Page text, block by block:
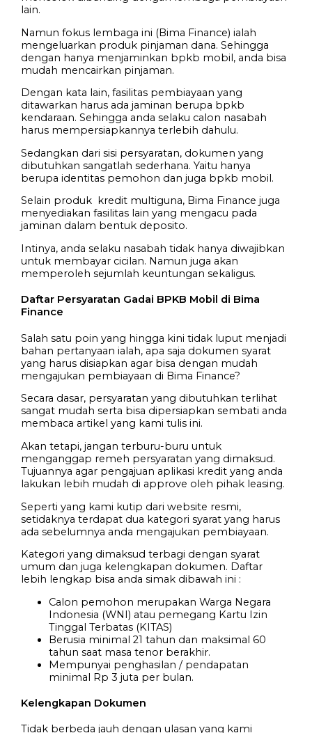
lain.
Namun fokus lembaga ini (Bima Finance) ialah
mengeluarkan produk pinjaman dana. Sehingga
dengan hanya menjaminkan bpkb mobil, anda bisa
mudah mencairkan pinjaman.
Dengan kata lain, fasilitas pembiayaan yang
ditawarkan harus ada jaminan berupa bpkb
kendaraan. Sehingga anda selaku calon nasabah
harus mempersiapkannya terlebih dahulu.
Sedangkan dari sisi persyaratan, dokumen yang
dibutuhkan sangatlah sederhana. Yaitu hanya
berupa identitas pemohon dan juga bpkb mobil.
Selain produk kredit multiguna, Bima Finance juga
menyediakan fasilitas lain yang mengacu pada
jaminan dalam bentuk deposito.
Intinya, anda selaku nasabah tidak hanya diwajibkan
untuk membayar cicilan. Namun juga akan
memperoleh sejumlah keuntungan sekaligus.
Daftar Persyaratan Gadai BPKB Mobil di Bima
Finance
Salah satu poin yang hingga kini tidak luput menjadi
bahan pertanyaan ialah, apa saja dokumen syarat
yang harus disiapkan agar bisa dengan mudah
mengajukan pembiayaan di Bima Finance?
Secara dasar, persyaratan yang dibutuhkan terlihat
sangat mudah serta bisa dipersiapkan sembati anda
membaca artikel yang kami tulis ini.
Akan tetapi, jangan terburu-buru untuk
menganggap remeh persyaratan yang dimaksud.
Tujuannya agar pengajuan aplikasi kredit yang anda
lakukan lebih mudah di approve oleh pihak leasing.
Seperti yang kami kutip dari website resmi,
setidaknya terdapat dua kategori syarat yang harus
ada sebelumnya anda mengajukan pembiayaan.
Kategori yang dimaksud terbagi dengan syarat
umum dan juga kelengkapan dokumen. Daftar
lebih lengkap bisa anda simak dibawah ini :
Calon pemohon merupakan Warga Negara
Indonesia (WNI) atau pemegang Kartu Izin
Tinggal Terbatas (KITAS)
Berusia minimal 21 tahun dan maksimal 60
tahun saat masa tenor berakhir.
Mempunyai penghasilan / pendapatan
minimal Rp 3 juta per bulan.
Kelengkapan Dokumen
Tidak berbeda jauh dengan ulasan yang kami